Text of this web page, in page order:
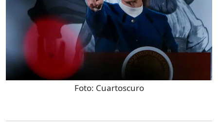
Foto: Cuartoscuro